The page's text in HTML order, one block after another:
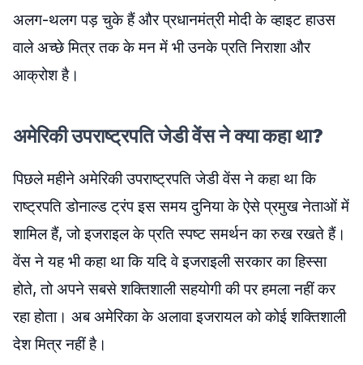
अलग-थलग पड़ चुके हैं और प्रधानमंत्री मोदी के व्हाइट हाउस
वाले अच्छे मित्र तक के मन में भी उनके प्रति निराशा और
आक्रोश है।
अमेरिकी उपराष्ट्रपति जेडी वेंस ने क्या कहा था?
पिछले महीने अमेरिकी उपराष्ट्रपति जेडी वेंस ने कहा था कि
राष्ट्रपति डोनाल्ड ट्रंप इस समय दुनिया के ऐसे प्रमुख नेताओं में
शामिल हैं, जो इजराइल के प्रति स्पष्ट समर्थन का रुख रखते हैं।
वेंस ने यह भी कहा था कि यदि वे इजराइली सरकार का हिस्सा
होते, तो अपने सबसे शक्तिशाली सहयोगी की पर हमला नहीं कर
रहा होता। अब अमेरिका के अलावा इजरायल को कोई शक्तिशाली
देश मित्र नहीं है।